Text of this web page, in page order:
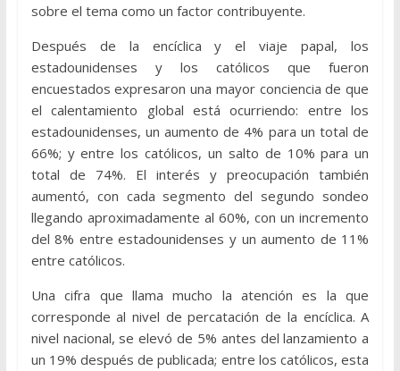
sobre el tema como un factor contribuyente.
Después de la encíclica y el viaje papal, los
estadounidenses y los católicos que fueron
encuestados expresaron una mayor conciencia de que
el calentamiento global está ocurriendo: entre los
estadounidenses, un aumento de 4% para un total de
66%; y entre los católicos, un salto de 10% para un
total de 74%. El interés y preocupación también
aumentó, con cada segmento del segundo sondeo
llegando aproximadamente al 60%, con un incremento
del 8% entre estadounidenses y un aumento de 11%
entre católicos.
Una cifra que llama mucho la atención es la que
corresponde al nivel de percatación de la encíclica. A
nivel nacional, se elevó de 5% antes del lanzamiento a
un 19% después de publicada; entre los católicos, esta